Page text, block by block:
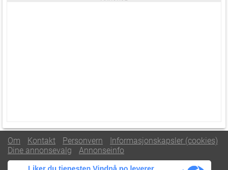
Om Kontakt Personvern
Informasjonskapsler (cookies)
Dine annonsevalg
Annonseinfo